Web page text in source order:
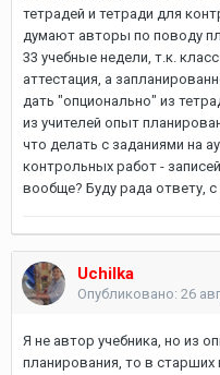
тетрадей и тетради для
думают авторы по поводу
33 учебные недели, т.к.
аттестация, а
дать "опционально" из
из учителей опыт
что делать с заданиями на
контрольных работ -
вообще? Буду рада ответу,
Uchilka
Опубликовано: 26
Я не автор учебника, но из
планирования, то в старших